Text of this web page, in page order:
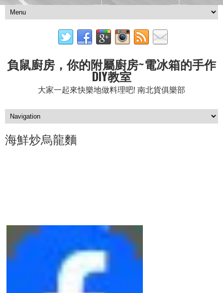
負鼠廚房，你的附屬廚房~電冰箱的手作
DIY教室
大家一起來快樂地做料理吧! 南北貨俱樂部
海鮮炒烏龍麵